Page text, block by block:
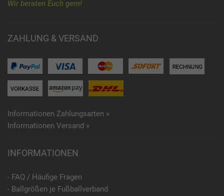
Wir beraten Euch gern!
ZAHLUNG & VERSAND
Informationen Zahlungsarten »
Informationen Versand »
INFORMATIONEN
- FAQ / Häufige Fragen
- Ballgrößen je Fußballverband